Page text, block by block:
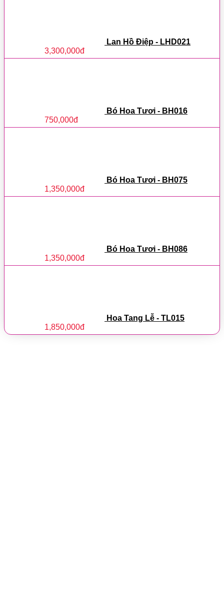
Lan Hồ Điệp - LHD021
3,300,000đ
Bó Hoa Tươi - BH016
750,000đ
Bó Hoa Tươi - BH075
1,350,000đ
Bó Hoa Tươi - BH086
1,350,000đ
Hoa Tang Lễ - TL015
1,850,000đ